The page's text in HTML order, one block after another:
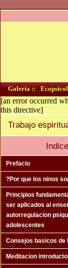
Galeria ::
[an error occurred
this directive]
Trabajo
Prefacio
?Por que los ninos
Principios
ser aplicados al
autorregulacion
adolescentes
Consejos basicos de
Meditacion